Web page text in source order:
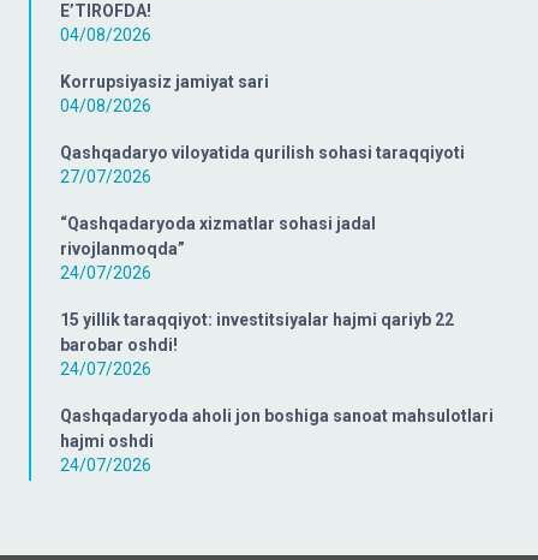
E’TIROFDA!
04/08/2026
Korrupsiyasiz jamiyat sari
04/08/2026
Qashqadaryo viloyatida qurilish sohasi taraqqiyoti
27/07/2026
“Qashqadaryoda xizmatlar sohasi jadal
rivojlanmoqda”
24/07/2026
15 yillik taraqqiyot: investitsiyalar hajmi qariyb 22
barobar oshdi!
24/07/2026
Qashqadaryoda aholi jon boshiga sanoat mahsulotlari
hajmi oshdi
24/07/2026